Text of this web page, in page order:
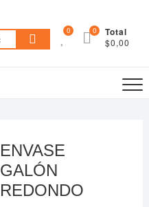
Search
for:
0 Total
$0,00
0
ENVASE
GALÓN
REDONDO